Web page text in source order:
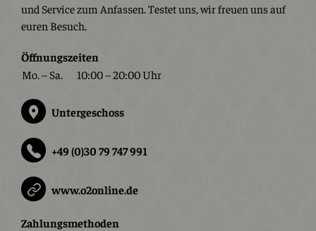
und Service zum Anfassen. Testet uns, wir freuen uns auf
euren Besuch.
Öffnungszeiten
Mo. – Sa.
10:00 – 20:00 Uhr
Untergeschoss
+49 (0)30 79 747 991
www.o2online.de
Zahlungsmethoden